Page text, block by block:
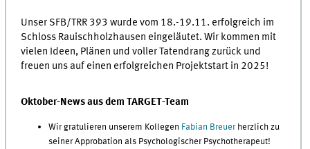
Unser SFB/TRR 393 wurde vom 18.-19.11. erfolgreich im
Schloss Rauischholzhausen eingeläutet. Wir kommen mit
vielen Ideen, Plänen und voller Tatendrang zurück und
freuen uns auf einen erfolgreichen Projektstart in 2025!
Oktober-News aus dem TARGET-Team
Wir gratulieren unserem Kollegen Fabian Breuerherzlich zu
seiner Approbation als Psychologischer Psychotherapeut!